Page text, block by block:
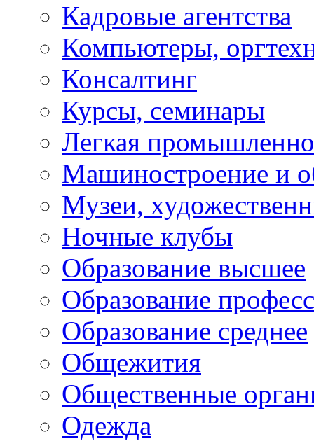
Кадровые агентства
Компьютеры,
Консалтинг
Курсы, семинары
Легкая
Машиностроение и
Музеи,
Ночные клубы
Образование высшее
Образование
Образование среднее
Общежития
Общественные
Одежда